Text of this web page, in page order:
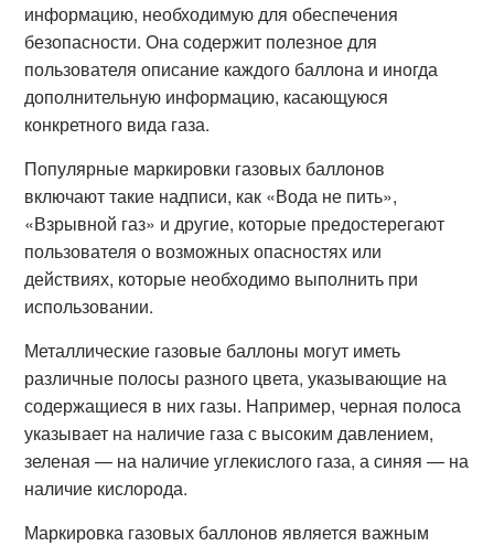
информацию, необходимую для обеспечения
безопасности. Она содержит полезное для
пользователя описание каждого баллона и иногда
дополнительную информацию, касающуюся
конкретного вида газа.
Популярные маркировки газовых баллонов
включают такие надписи, как «Вода не пить»,
«Взрывной газ» и другие, которые предостерегают
пользователя о возможных опасностях или
действиях, которые необходимо выполнить при
использовании.
Металлические газовые баллоны могут иметь
различные полосы разного цвета, указывающие на
содержащиеся в них газы. Например, черная полоса
указывает на наличие газа с высоким давлением,
зеленая — на наличие углекислого газа, а синяя — на
наличие кислорода.
Маркировка газовых баллонов является важным